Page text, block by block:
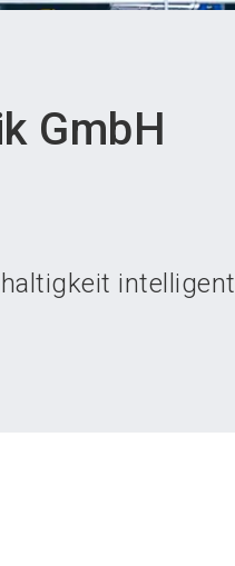
GmbH
intelligent